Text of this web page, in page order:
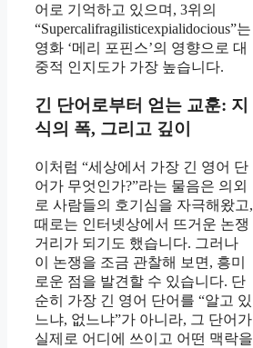
어로 기억하고 있으며, 3위의
“Supercalifragilisticexpialidocious”는
영화 ‘메리 포핀스’의 영향으로 대
중적 인지도가 가장 높습니다.
긴 단어로부터 얻는 교훈: 지
식의 폭, 그리고 깊이
이처럼 “세상에서 가장 긴 영어 단
어가 무엇인가?”라는 물음은 의외
로 사람들의 호기심을 자극해왔고,
때로는 인터넷상에서 뜨거운 논쟁
거리가 되기도 했습니다. 그러나
이 논쟁을 조금 관찰해 보면, 흥미
로운 점을 발견할 수 있습니다. 단
순히 가장 긴 영어 단어를 “알고 있
느냐, 없느냐”가 아니라, 그 단어가
실제로 어디에 쓰이고 어떤 맥락을